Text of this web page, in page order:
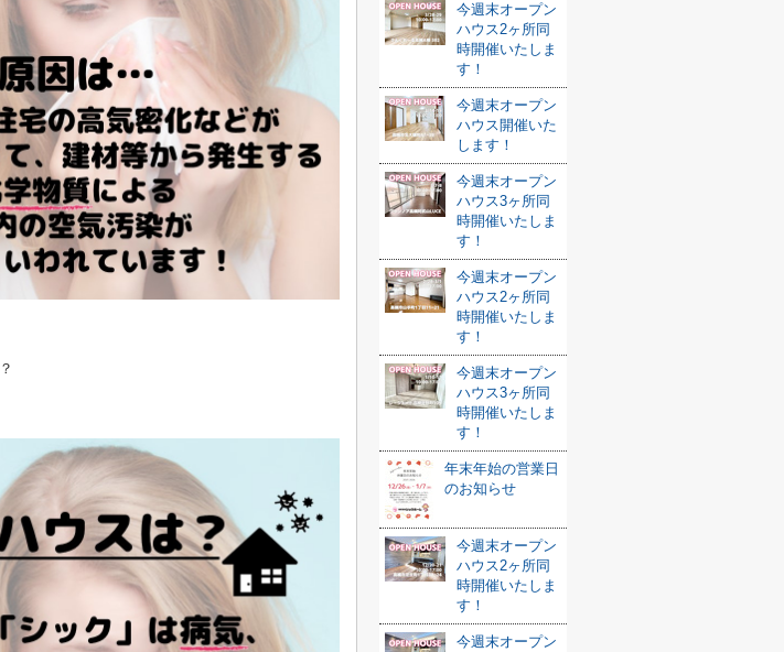
今週末オープン
ハウス2ヶ所同
時開催いたしま
す！
今週末オープン
ハウス開催いた
します！
今週末オープン
ハウス3ヶ所同
時開催いたしま
す！
今週末オープン
ハウス2ヶ所同
時開催いたしま
す！
今週末オープン
ハウス3ヶ所同
時開催いたしま
す！
年末年始の営業日
のお知らせ
今週末オープン
ハウス2ヶ所同
時開催いたしま
す！
今週末オープン